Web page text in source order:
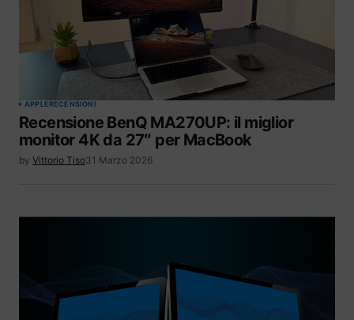
APPLERECENSIONI
Recensione BenQ MA270UP: il miglior
monitor 4K da 27″ per MacBook
by Vittorio Tiso31 Marzo 2026